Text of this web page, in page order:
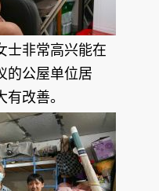
士非常高兴能在
的公屋单位居
改善。